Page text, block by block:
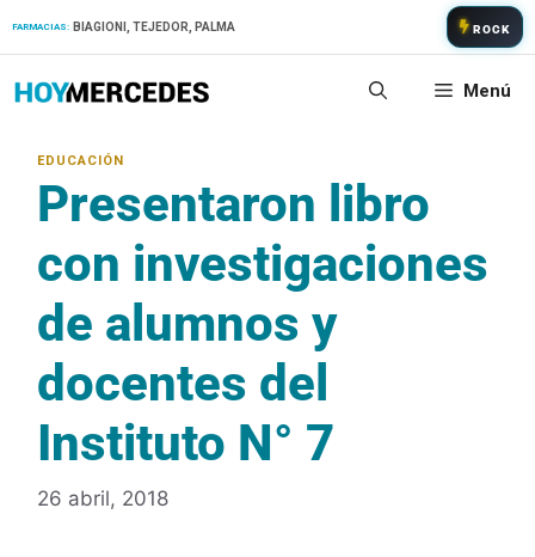
FARMACIAS: BIAGIONI, TEJEDOR, PALMA ROCK
Menú
Presentaron libro
con investigaciones
de alumnos y
docentes del
Instituto N° 7
26 abril, 2018